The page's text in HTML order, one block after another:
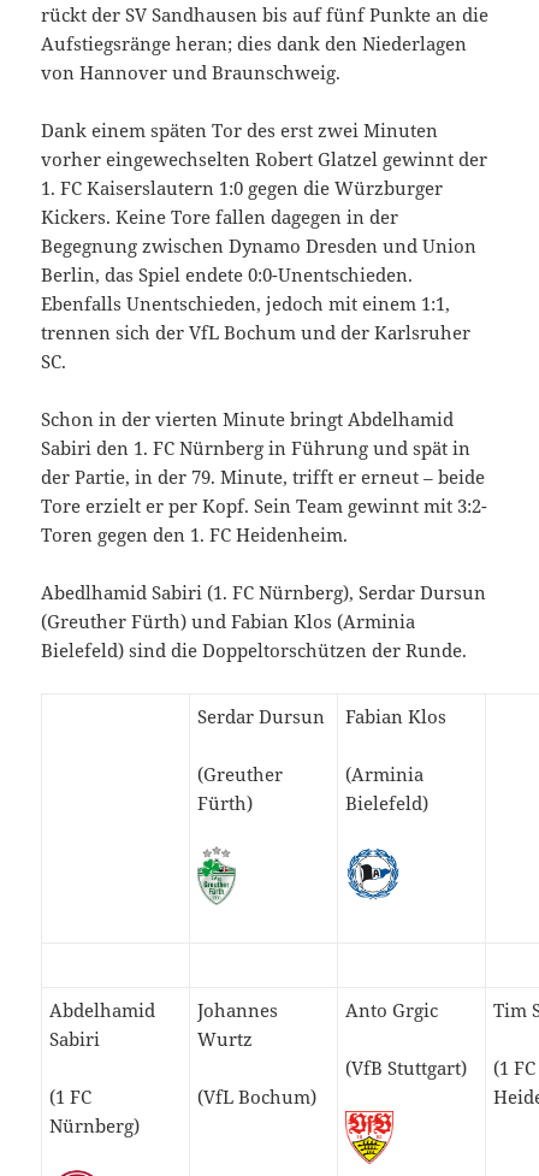
rückt der SV Sandhausen bis auf fünf Punkte an die
Aufstiegsränge heran; dies dank den Niederlagen
von Hannover und Braunschweig.
Dank einem späten Tor des erst zwei Minuten
vorher eingewechselten Robert Glatzel gewinnt der
1. FC Kaiserslautern 1:0 gegen die Würzburger
Kickers. Keine Tore fallen dagegen in der
Begegnung zwischen Dynamo Dresden und Union
Berlin, das Spiel endete 0:0-Unentschieden.
Ebenfalls Unentschieden, jedoch mit einem 1:1,
trennen sich der VfL Bochum und der Karlsruher
SC.
Schon in der vierten Minute bringt Abdelhamid
Sabiri den 1. FC Nürnberg in Führung und spät in
der Partie, in der 79. Minute, trifft er erneut – beide
Tore erzielt er per Kopf. Sein Team gewinnt mit 3:2-
Toren gegen den 1. FC Heidenheim.
Abedlhamid Sabiri (1. FC Nürnberg), Serdar Dursun
(Greuther Fürth) und Fabian Klos (Arminia
Bielefeld) sind die Doppeltorschützen der Runde.
Serdar Dursun
(Greuther
Fürth)
Fabian Klos
(Arminia
Bielefeld)
Abdelhamid
Sabiri
(1 FC
Nürnberg)
Johannes
Wurtz
(VfL Bochum)
Anto Grgic
(VfB Stuttgart)
Tim
(1 FC